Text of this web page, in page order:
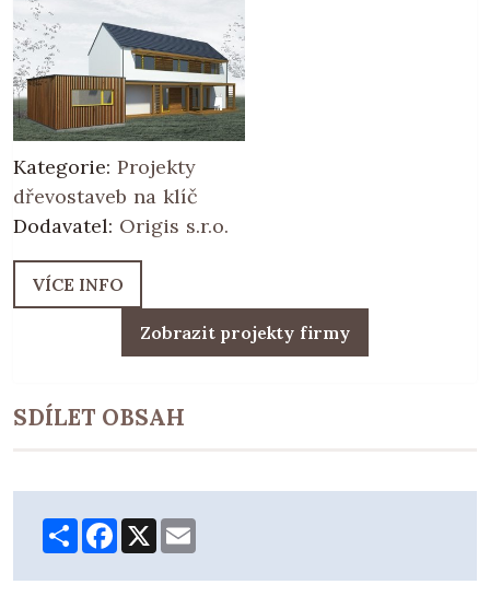
Kategorie: Projekty
dřevostaveb na klíč
Dodavatel: Origis s.r.o.
VÍCE INFO
Zobrazit projekty firmy
SDÍLET OBSAH
ShareFacebook
X